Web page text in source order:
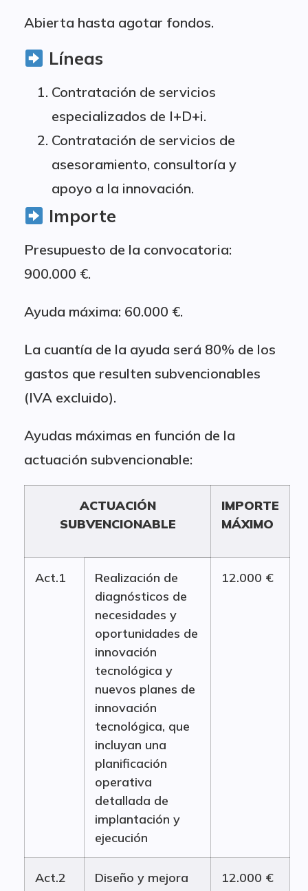
Abierta hasta agotar fondos.
Líneas
Contratación de servicios
especializados de I+D+i.
Contratación de servicios de
asesoramiento, consultoría y
apoyo a la innovación.
Importe
Presupuesto de la convocatoria:
900.000 €.
Ayuda máxima: 60.000 €.
La cuantía de la ayuda será 80% de los
gastos que resulten subvencionables
(IVA excluido).
Ayudas máximas en función de la
actuación subvencionable:
ACTUACIÓN
SUBVENCIONABLE
IMPORTE
MÁXIMO
Act.1
Realización de
diagnósticos de
necesidades y
oportunidades de
innovación
tecnológica y
nuevos planes de
innovación
tecnológica, que
incluyan una
planificación
operativa
detallada de
implantación y
ejecución
12.000 €
Act.2
Diseño y mejora
12.000 €